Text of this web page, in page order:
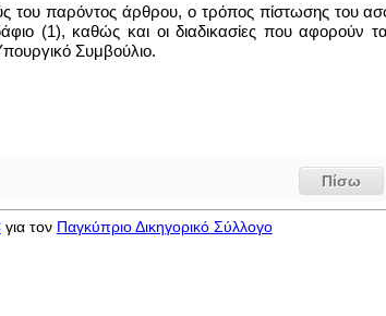
του παρόντος άρθρου, ο τρόπος πίστωσης του
(1), καθώς και οι διαδικασίες που αφορούν
Συμβούλιο.
Πίσω
για τον Παγκύπριο Δικηγορικό Σύλλογο